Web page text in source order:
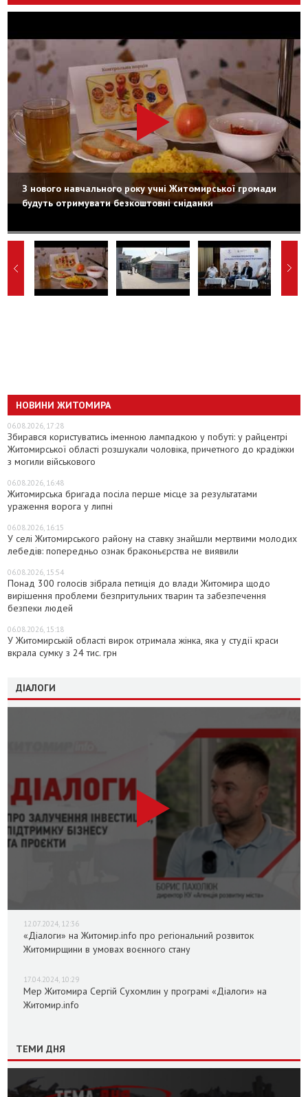
З нового навчального року учні Житомирської громади
будуть отримувати безкоштовні сніданки
НОВИНИ ЖИТОМИРА
06.08.2026, 17:28
Збирався користуватись іменною лампадкою у побуті: у райцентрі
Житомирської області розшукали чоловіка, причетного до крадіжки
з могили військового
06.08.2026, 16:48
Житомирська бригада посіла перше місце за результатами
ураження ворога у липні
06.08.2026, 16:15
У селі Житомирського району на ставку знайшли мертвими молодих
лебедів: попередньо ознак браконьєрства не виявили
06.08.2026, 15:54
Понад 300 голосів зібрала петиція до влади Житомира щодо
вирішення проблеми безпритульних тварин та забезпечення
безпеки людей
06.08.2026, 15:18
У Житомирській області вирок отримала жінка, яка у студії краси
вкрала сумку з 24 тис. грн
ДІАЛОГИ
12.07.2024, 12:36
«Діалоги» на Житомир.info про регіональний розвиток
Житомирщини в умовах воєнного стану
17.04.2024, 10:29
Мер Житомира Сергій Сухомлин у програмі «Діалоги» на
Житомир.info
ТЕМИ ДНЯ